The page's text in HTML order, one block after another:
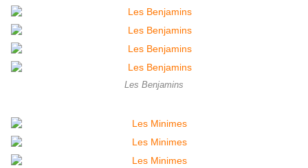
Les Benjamins